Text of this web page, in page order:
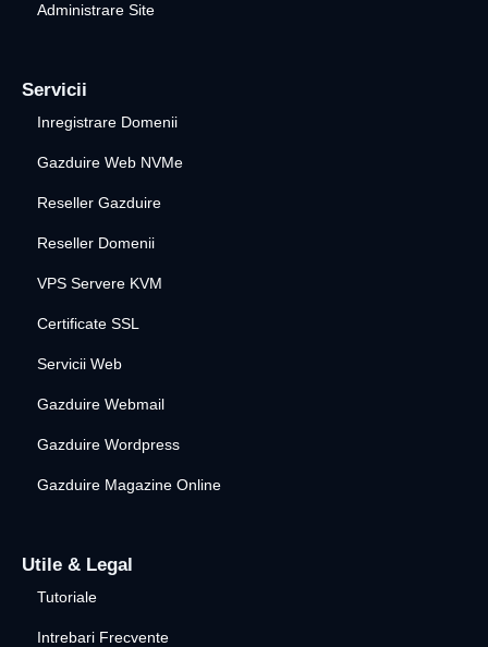
Administrare Site
Servicii
Inregistrare Domenii
Gazduire Web NVMe
Reseller Gazduire
Reseller Domenii
VPS Servere KVM
Certificate SSL
Servicii Web
Gazduire Webmail
Gazduire Wordpress
Gazduire Magazine Online
Utile & Legal
Tutoriale
Intrebari Frecvente